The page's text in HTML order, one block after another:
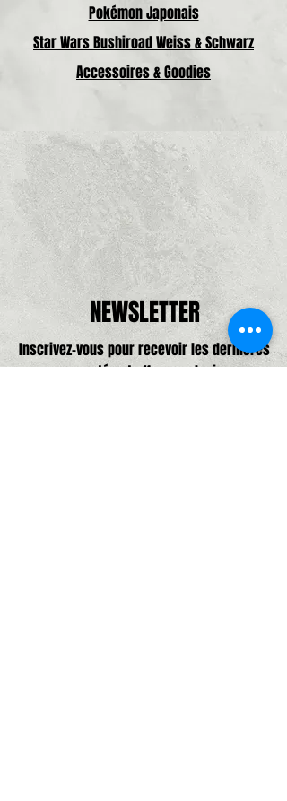
Pokémon Japonais
Star Wars Bushiroad Weiss & Schwarz
Accessoires & Goodies
NEWSLETTER
Inscrivez-vous pour recevoir les dernières
nouveautés et offres exclusives.